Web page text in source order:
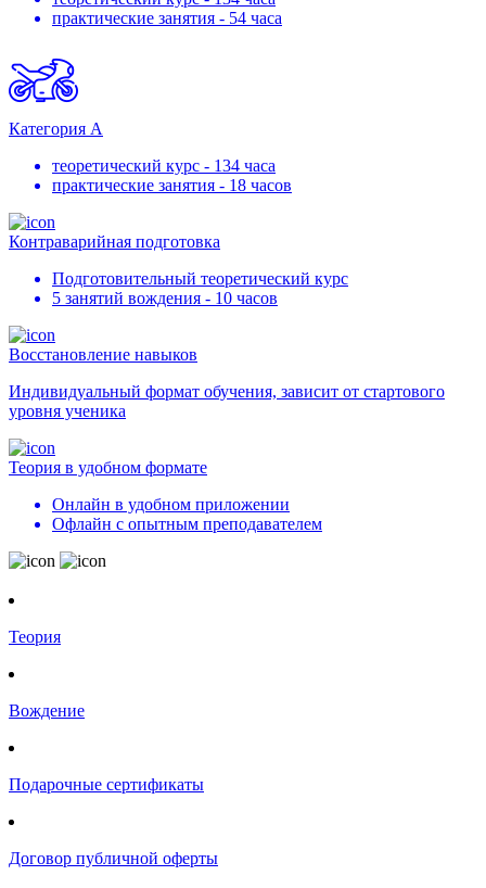
практические занятия - 54 часа
Категория А
теоретический курс - 134 часа
практические занятия - 18 часов
Контраварийная подготовка
Подготовительный теоретический курс
5 занятий вождения - 10 часов
Восстановление навыков
Индивидуальный формат обучения, зависит от стартового
уровня ученика
Теория в удобном формате
Онлайн в удобном приложении
Офлайн с опытным преподавателем
Теория
Вождение
Подарочные сертификаты
Договор публичной оферты